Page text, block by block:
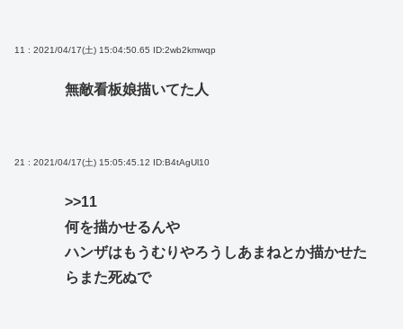
11 : 2021/04/17(土) 15:04:50.65 ID:2wb2kmwqp
無敵看板娘描いてた人
21 : 2021/04/17(土) 15:05:45.12 ID:B4tAgUl10
>>11
何を描かせるんや
ハンザはもうむりやろうしあまねとか描かせた
らまた死ぬで